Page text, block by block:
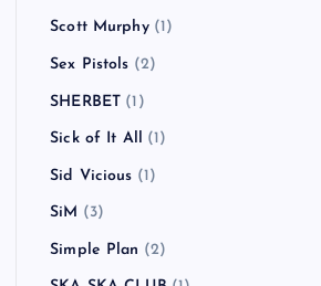
Scott Murphy(1)
Sex Pistols (2)
SHERBET (1)
Sick of It All (1)
Sid Vicious (1)
SiM (3)
Simple Plan (2)